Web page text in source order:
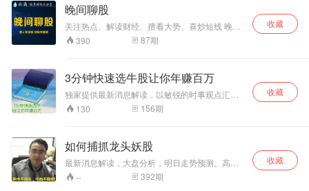
晚间聊股
关注热点、解读财经、擅看大势、喜炒短线 晚间
聊股，每日更新，做人有深度，炒股有套路，晚
间聊股，每天教你炒股，每天十分钟，炒股更轻
390 87期
收藏
3分钟快速选牛股让你年赚百万
独家提供最新消息解读，以敏锐的时事观点汇总
股票分析，以股会友 以股论道 实盘战法长期稳健
跑赢市场，让众多投资者受益匪浅 实盘可以解决
中线趋势把握； ③选股难，买了就跌卖就 涨问
题。
130 156期
收藏
如何捕抓龙头妖股
最新消息解读，大盘分析，明日走势预测。高瞻
独特的眼光带你在血雨腥风的股市稳抓稳打，以
敏锐的时事观点汇总股票分析，一起探索股市奥
-- 392期
收藏